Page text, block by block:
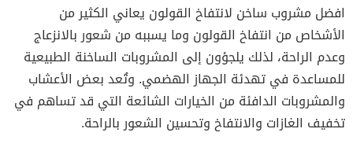
افضل مشروب ساخن لانتفاخ القولون يعاني الكثير من
الأشخاص من انتفاخ القولون وما يسببه من شعور بالانزعاج
وعدم الراحة، لذلك يلجؤون إلى المشروبات الساخنة الطبيعية
للمساعدة في تهدئة الجهاز الهضمي. وتُعد بعض الأعشاب
والمشروبات الدافئة من الخيارات الشائعة التي قد تساهم في
تخفيف الغازات والانتفاخ وتحسين الشعور بالراحة.